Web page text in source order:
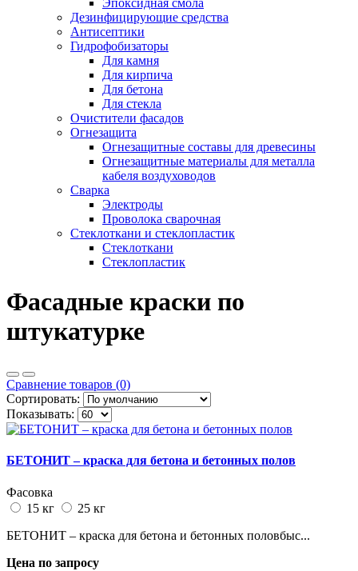
Эпоксидная смола
Дезинфицирующие средства
Антисептики
Гидрофобизаторы
Для камня
Для кирпича
Для бетона
Для стекла
Очистители фасадов
Огнезащита
Огнезащитные составы для древесины
Огнезащитные материалы для металла
кабеля воздуховодов
Сварка
Электроды
Проволока сварочная
Стеклоткани и стеклопластик
Стеклоткани
Стеклопластик
Фасадные краски по
штукатурке
Сравнение товаров (0)
Сортировать:
Показывать:
БЕТОНИТ – краска для бетона и бетонных полов
Фасовка
15 кг
25 кг
БЕТОНИТ – краска для бетона и бетонных половбыс...
Цена по запросу